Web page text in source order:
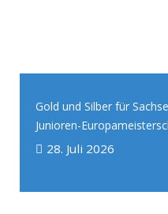
Gold und Silber für
Junioren-
28. Juli 2026